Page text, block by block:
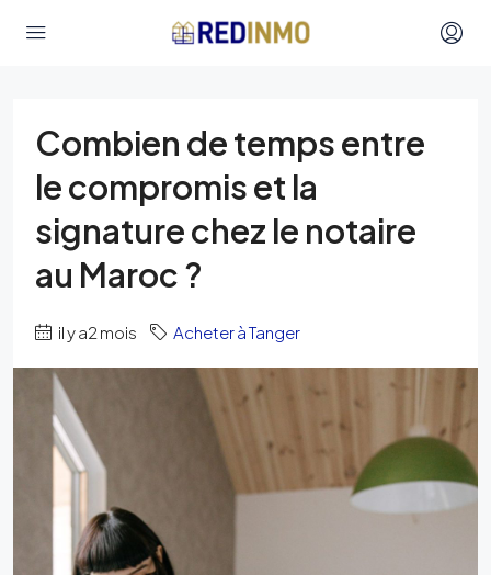
Combien de temps entre
le compromis et la
signature chez le notaire
au Maroc ?
il y a2 mois Acheter à Tanger